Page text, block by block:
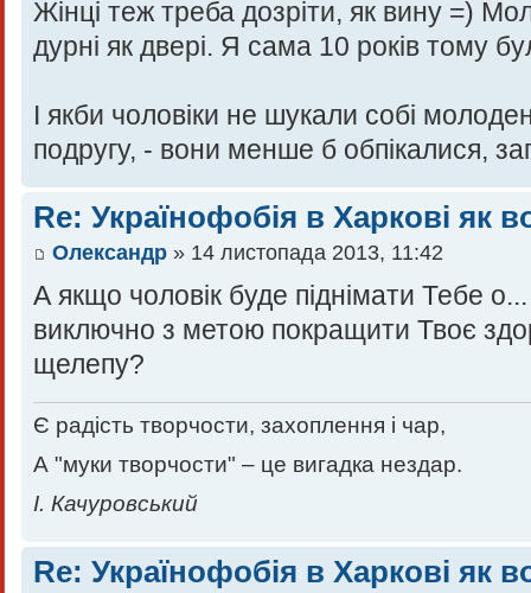
Жінці теж треба дозріти, як вину =)
дурні як двері. Я сама 10 років тому
І якби чоловіки не шукали собі
подругу, - вони менше б обпікалися,
Re: Українофобія в Харкові як
Олександр » 14 листопада 2013, 11:42
А якщо чоловік буде піднімати Тебе
виключно з метою покращити Твоє
щелепу?
Є радість творчости, захоплення і чар,
А "муки творчости" – це вигадка нездар.
І. Качуровський
Re: Українофобія в Харкові як